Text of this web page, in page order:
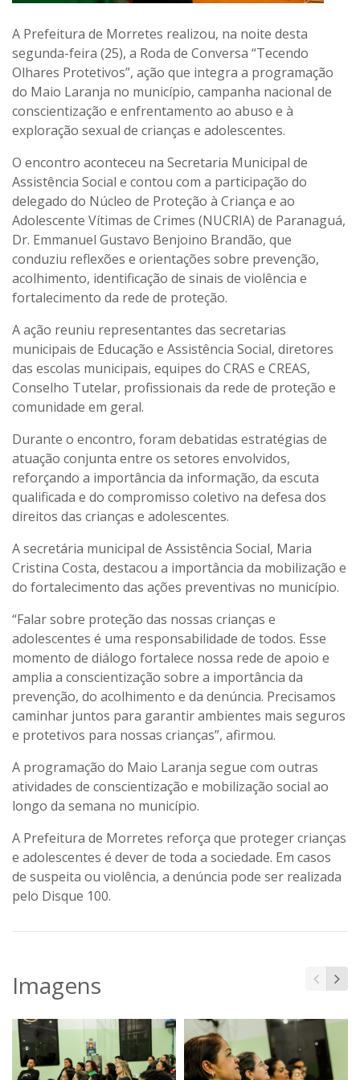
A Prefeitura de Morretes realizou, na noite desta
segunda-feira (25), a Roda de Conversa “Tecendo
Olhares Protetivos”, ação que integra a programação
do Maio Laranja no município, campanha nacional de
conscientização e enfrentamento ao abuso e à
exploração sexual de crianças e adolescentes.
O encontro aconteceu na Secretaria Municipal de
Assistência Social e contou com a participação do
delegado do Núcleo de Proteção à Criança e ao
Adolescente Vítimas de Crimes (NUCRIA) de Paranaguá,
Dr. Emmanuel Gustavo Benjoino Brandão, que
conduziu reflexões e orientações sobre prevenção,
acolhimento, identificação de sinais de violência e
fortalecimento da rede de proteção.
A ação reuniu representantes das secretarias
municipais de Educação e Assistência Social, diretores
das escolas municipais, equipes do CRAS e CREAS,
Conselho Tutelar, profissionais da rede de proteção e
comunidade em geral.
Durante o encontro, foram debatidas estratégias de
atuação conjunta entre os setores envolvidos,
reforçando a importância da informação, da escuta
qualificada e do compromisso coletivo na defesa dos
direitos das crianças e adolescentes.
A secretária municipal de Assistência Social, Maria
Cristina Costa, destacou a importância da mobilização e
do fortalecimento das ações preventivas no município.
“Falar sobre proteção das nossas crianças e
adolescentes é uma responsabilidade de todos. Esse
momento de diálogo fortalece nossa rede de apoio e
amplia a conscientização sobre a importância da
prevenção, do acolhimento e da denúncia. Precisamos
caminhar juntos para garantir ambientes mais seguros
e protetivos para nossas crianças”, afirmou.
A programação do Maio Laranja segue com outras
atividades de conscientização e mobilização social ao
longo da semana no município.
A Prefeitura de Morretes reforça que proteger crianças
e adolescentes é dever de toda a sociedade. Em casos
de suspeita ou violência, a denúncia pode ser realizada
pelo Disque 100.
Imagens